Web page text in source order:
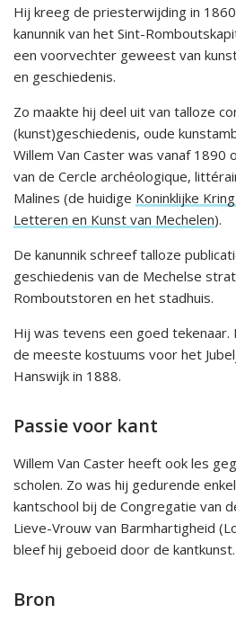
Hij kreeg de priesterwijding in
kanunnik van het Sint-
een voorvechter geweest van
en geschiedenis.
Zo maakte hij deel uit van talloze
(kunst)geschiedenis, oude
Willem Van Caster was vanaf
van de Cercle archéologique,
Malines (de huidige Koninklijke
Letteren en Kunst van Mechelen).
De kanunnik schreef talloze
geschiedenis van de Mechelse
Romboutstoren en het stadhuis.
Hij was tevens een goed
de meeste kostuums voor het
Hanswijk in 1888.
Passie voor kant
Willem Van Caster heeft ook les
scholen. Zo was hij gedurende
kantschool bij de Congregatie van
Lieve-Vrouw van Barmhartigheid
bleef hij geboeid door de kantkunst.
Bron